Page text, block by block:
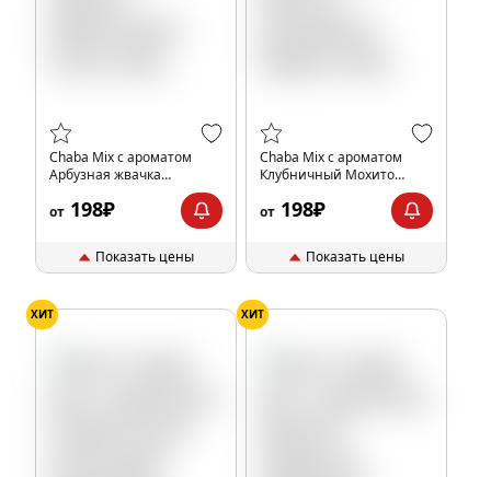
Chaba Mix с ароматом
Арбузная жвачка
(Watermelon Gum), 40гр.
от 198₽
Показать цены
Chaba Mix с ароматом
Клубничный Мохито
(Strawberry Mojito), 40гр.
от 198₽
Показать цены
ХИТ ХИТ